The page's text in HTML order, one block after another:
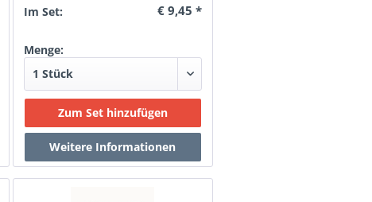
Im Set:
€ 9,45 *
Menge: